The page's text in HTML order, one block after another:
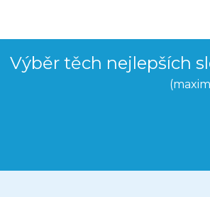
Výběr těch nejlepších